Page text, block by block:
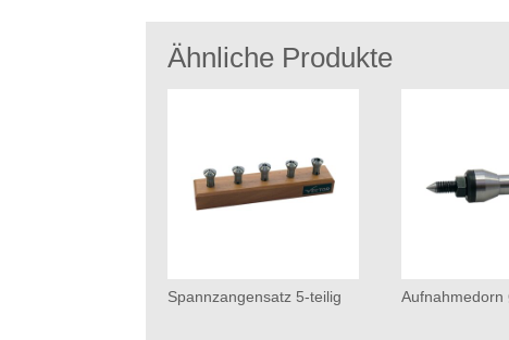
Ähnliche Produkte
Spannzangensatz 5-teilig